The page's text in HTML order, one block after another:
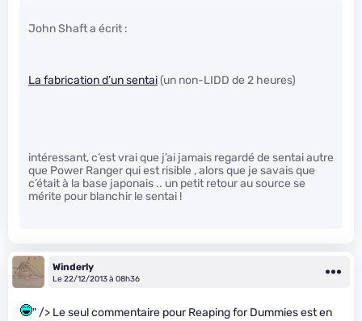
John Shaft a écrit :
La fabrication d’un sentai(un non-LIDD de 2 heures)
intéressant, c’est vrai que j’ai jamais regardé de sentai autre
que Power Ranger qui est risible , alors que je savais que
c’était à la base japonais .. un petit retour au source se
mérite pour blanchir le sentai !
Winderly
Le 22/12/2013 à 08h36
" /> Le seul commentaire pour Reaping for Dummies est en